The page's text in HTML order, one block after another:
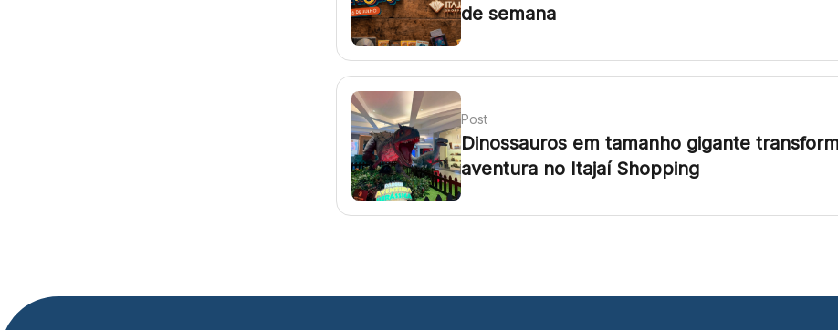
de semana
Post
Dinossauros em tamanho gigante
aventura no Itajaí Shopping